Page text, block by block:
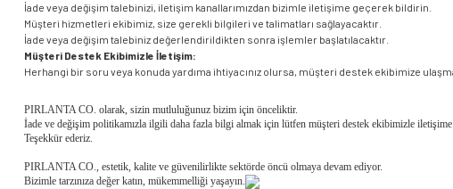
İade veya değişim talebinizi, iletişim kanallarımızdan bizimle iletişime geçerek bildirin.
Müşteri hizmetleri ekibimiz, size gerekli bilgileri ve talimatları sağlayacaktır.
İade veya değişim talebiniz değerlendirildikten sonra işlemler başlatılacaktır.
Müşteri Destek Ekibimizle İletişim:
Herhangi bir soru veya konuda yardıma ihtiyacınız olursa, müşteri destek ekibimize
PIRLANTA CO. olarak, sizin mutluluğunuz bizim için önceliktir.
İade ve değişim politikamızla ilgili daha fazla bilgi almak için lütfen müşteri destek ekibimizle
Teşekkür ederiz.
PIRLANTA CO., estetik, kalite ve güvenilirlikte sektörde öncü olmaya devam ediyor.
Bizimle tarzınıza değer katın, mükemmelliği yaşayın.